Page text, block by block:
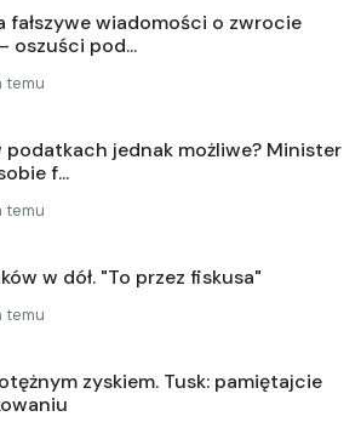
fałszywe wiadomości o zwrocie
oszuści pod...
temu
podatkach jednak możliwe? Minister
f...
temu
w dół. "To przez fiskusa"
temu
zyskiem. Tusk: pamiętajcie